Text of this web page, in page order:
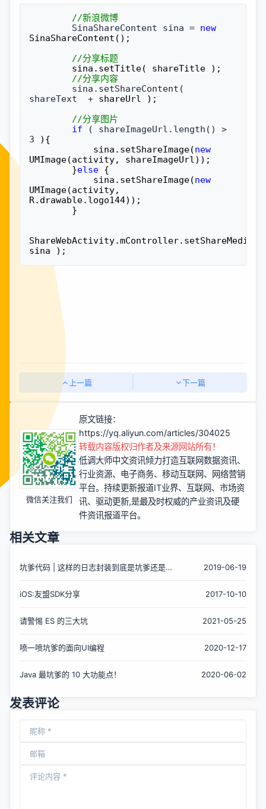
//新浪微博
        SinaShareContent sina =
new
SinaShareContent();
//分享标题
//分享内容
shareText  + shareUrl );
//分享图片
if ( shareImageUrl.length() >
3 ){
            sina.setShareImage(
new
UMImage(activity, shareImageUrl));
        }
else {
            sina.setShareImage(
new
UMImage(activity,
R.drawable.logo144));
ShareWebActivity.mController.setShareMedia(
sina );
上一篇 下一篇
微信关注我们
原文链接：
https://yq.aliyun.com/articles/304025
转载内容版权归作者及来源网站所有！
低调大师中文资讯倾力打造互联网数据资讯、
行业资源、电子商务、移动互联网、网络营销
平台。持续更新报道IT业界、互联网、市场资
讯、驱动更新,是最及时权威的产业资讯及硬
件资讯报道平台。
相关文章
坑爹代码 | 这样的日志封装到底是坑爹还是有
2019-06-19
iOS:友盟SDK分享 2017-10-10
请警惕 ES 的三大坑 2021-05-25
喷一喷坑爹的面向UI编程 2020-12-17
Java 最坑爹的 10 大功能点！ 2020-06-02
发表评论